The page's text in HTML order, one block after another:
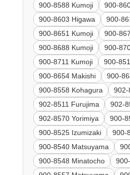
900-8588 Kumoji
900-
900-8603 Higawa
900-
900-8651 Kumoji
900-
900-8688 Kumoji
900-
900-8711 Kumoji
900-
900-8654 Makishi
900-
900-8558 Kohagura
902-
902-8511 Furujima
902-
902-8570 Yorimiya
900-
900-8525 Izumizaki
900-
900-8540 Matsuyama
900-8548 Minatocho